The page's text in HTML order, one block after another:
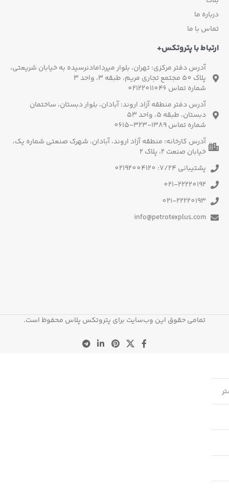
ما
با ما
با پتروتکس+
آدرس دفتر مرکزی: تهران، بلوار میردامادنرسیده به خیابان شریعتی،
پلاک 50 مجتمع تجاری مریم، طبقه 3، واحد 3
شماره تماس 02122011046
آدرس دفتر منطقه آزاد اروند: آبادان، بلوار دبستان، ساختمان
دبستان، طبقه 5، واحد 53
شماره تماس 1389-323-0615
آدرس کارخانه: منطقه آزاد اروند، آبادان، شهرک صنعتی شماره یک،
خیابان صنعت 2، پلاک 2
پشتیبانی 7/24: 02192004120
021-22220192
021-22220193
info@petrotexplus.com
تمامی حقوق این وب‌سایت برای پتروتکس پلاس محفوظ است.